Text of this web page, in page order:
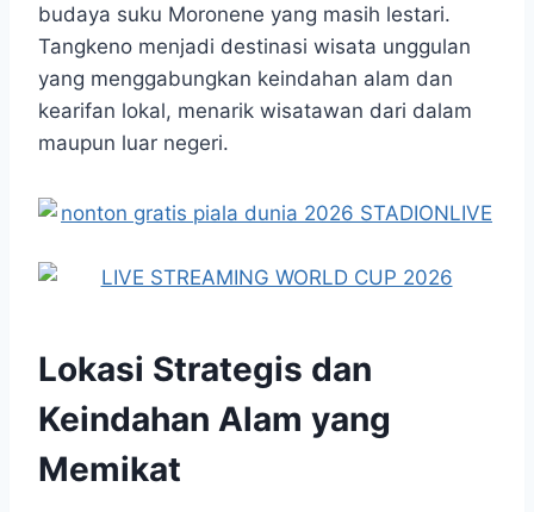
budaya suku Moronene yang masih lestari.
Tangkeno menjadi destinasi wisata unggulan
yang menggabungkan keindahan alam dan
kearifan lokal, menarik wisatawan dari dalam
maupun luar negeri.
Lokasi Strategis dan
Keindahan Alam yang
Memikat